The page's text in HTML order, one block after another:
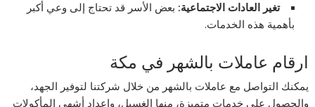
تغير العادات الاجتماعية: بعض الأسر قد تحتاج إلى وعي أكبر
بأهمية هذه الخدمات.
ارقام عاملات بالشهر في مكة
يمكنك التواصل مع عاملات بالشهر من خلال شركتنا لتوفير الجهد،
والحصول على خدمات متميزة، منها الغسيل، وإعداد أشهى المأكولات